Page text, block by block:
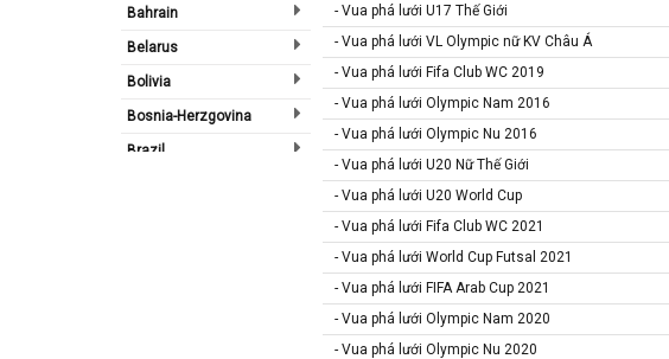
Bahrain
Belarus
Bolivia
Bosnia-Herzgovina
Brazil
- Vua phá lưới U17 Thế Giới
- Vua phá lưới VL Olympic nữ KV Châu Á
- Vua phá lưới Fifa Club WC 2019
- Vua phá lưới Olympic Nam 2016
- Vua phá lưới Olympic Nu 2016
- Vua phá lưới U20 Nữ Thế Giới
- Vua phá lưới U20 World Cup
- Vua phá lưới Fifa Club WC 2021
- Vua phá lưới World Cup Futsal 2021
- Vua phá lưới FIFA Arab Cup 2021
- Vua phá lưới Olympic Nam 2020
- Vua phá lưới Olympic Nu 2020